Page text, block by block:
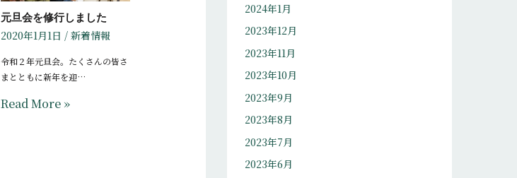
元旦会を修行しました
2020年1月1日 /新着情報
令和２年元旦会。たくさんの皆さ
まとともに新年を迎…
Read More »
2024年1月
2023年12月
2023年11月
2023年10月
2023年9月
2023年8月
2023年7月
2023年6月